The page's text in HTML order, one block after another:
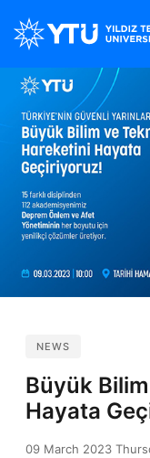
to
main
content
NEWS
Büyük
Hayata
09 March 2023